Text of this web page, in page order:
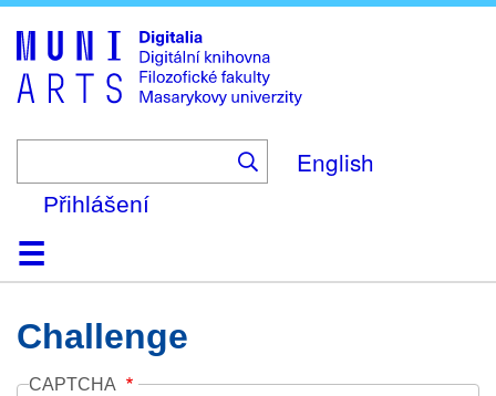
to
main
content
English
Přihlášení
DomůKolekce
Prohlížení
Vyhledávání
O platformě
Nápověda
KontaktDigitalia
Challenge
CAPTCHA